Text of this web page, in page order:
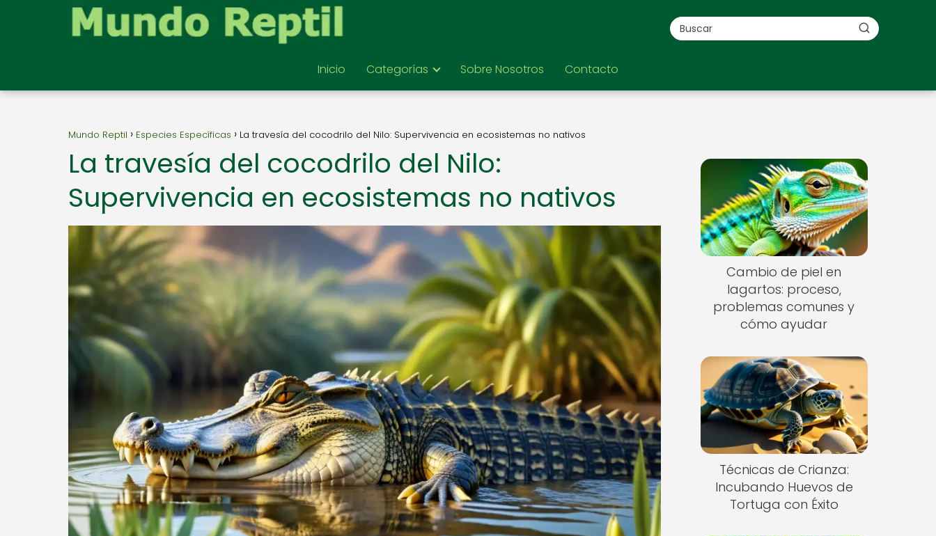
Inicio Categorías Sobre Nosotros Contacto
Mundo Reptil Especies Específicas La travesía del cocodrilo del Nilo: Supervivencia en ecosistemas no nativos
La travesía del cocodrilo del Nilo:
Supervivencia en ecosistemas no nativos
Cambio de piel en
lagartos: proceso,
problemas comunes y
cómo ayudar
Técnicas de Crianza:
Incubando Huevos de
Tortuga con Éxito